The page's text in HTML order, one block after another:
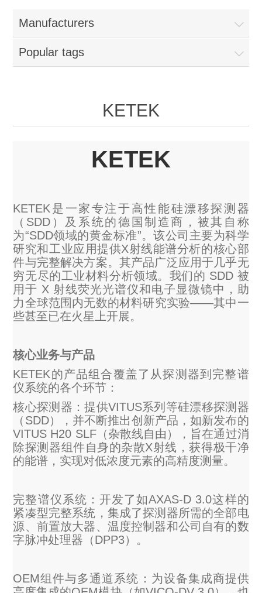
OCT 平衡探测器
OCT数据采集卡
OCT 光源单元
椭偏仪（Ellipsometer）
TLM
Others
Plasma Etching Equipment
离子注入设备
快速热处理设备
外延设备
Ingot Inspection
GD-MS / ICP-MS
硅片硅块厚度
X射线形貌仪
Light source for semiconductor equipment
Holoeye空间光调制器
Thin-Film Lithium Niobate
相位调制器
Service Maintenance Calibration
ECV spare parts
TLM配件
Sinton Instruments 配件
标准样品（光伏）
Other
Plasma Local Scrubber
精密电子秤
Laser dust particle counter
Sun Simulator
X射线类
Customer Partner
Manufacturers
Popular tags
KETEK
KETEK
KETEK是一家专注于高性能硅漂移探测器
（SDD）及系统的德国制造商，被其自称
为“SDD领域的黄金标准”。该公司主要为科学
研究和工业应用提供X射线能谱分析的核心部
件与完整解决方案。其产品广泛应用于几乎无
穷无尽的工业材料分析领域。我们的 SDD 被
用于 X 射线荧光光谱仪和电子显微镜中，助
力全球范围内无数的材料研究实验——其中一
些甚至已在火星上开展。
核心业务与产品
KETEK的产品组合覆盖了从探测器到完整谱
仪系统的各个环节：
核心探测器：提供VITUS系列等硅漂移探测器
（SDD），并不断推出创新产品，如新发布的
VITUS H20 SLF（杂散线自由），旨在通过消
除探测器组件自身的杂散X射线，获得极干净
的能谱，实现对低浓度元素的高精度测量。
完整谱仪系统：开发了如AXAS-D 3.0这样的
紧凑型完整系统，集成了探测器所需的全部电
源、前置放大器、温度控制器和公司自有的数
字脉冲处理器（DPP3）。
OEM组件与多通道系统：为设备集成商提供